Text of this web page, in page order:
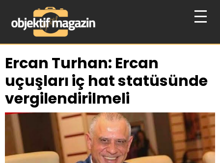
Ercan Turhan: Ercan
uçuşları iç hat statüsünde
vergilendirilmeli